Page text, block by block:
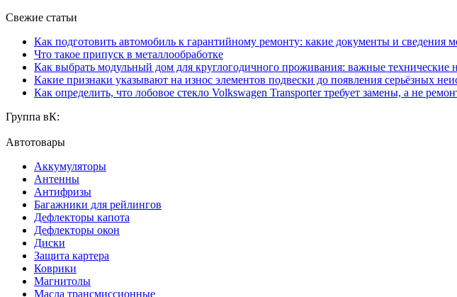
Свежие статьи
Как подготовить автомобиль к гарантийному ремонту: какие документы и сведения
Что такое припуск в металлообработке
Как выбрать модульный дом для круглогодичного проживания: важные технические
Какие признаки указывают на износ элементов подвески до появления серьёзных
Как определить, что лобовое стекло Volkswagen Transporter требует замены, а не
Группа вК:
Автотовары
Аккумуляторы
Антенны
Антифризы
Багажники для рейлингов
Дефлекторы капота
Дефлекторы окон
Диски
Защита картера
Коврики
Магнитолы
Масла трансмиссионные